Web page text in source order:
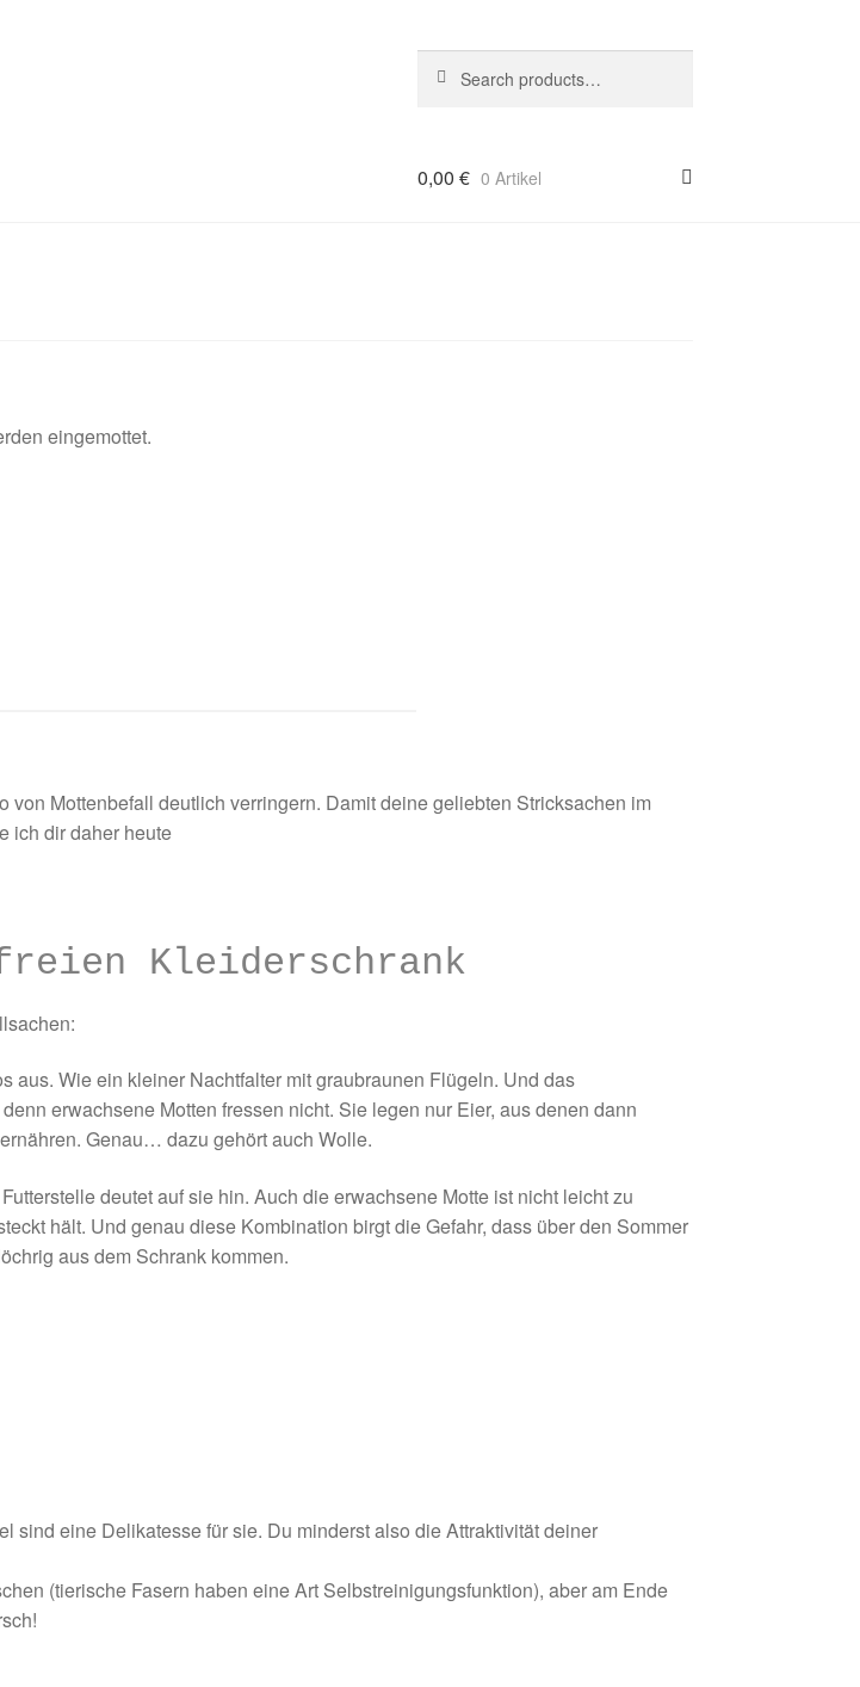
nach:
0,00 € 0 Artikel
eingemottet.
Mottenbefall deutlich verringern. Damit deine geliebten Stricksachen im
ich dir daher heute
Kleiderschrank
aus. Wie ein kleiner Nachtfalter mit graubraunen Flügeln. Und das
erwachsene Motten fressen nicht. Sie legen nur Eier, aus denen dann
Genau… dazu gehört auch Wolle.
deutet auf sie hin. Auch die erwachsene Motte ist nicht leicht zu
hält. Und genau diese Kombination birgt die Gefahr, dass über den Sommer
aus dem Schrank kommen.
eine Delikatesse für sie. Du minderst also die Attraktivität deiner
(tierische Fasern haben eine Art Selbstreinigungsfunktion), aber am Ende